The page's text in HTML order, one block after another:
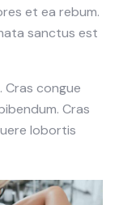
et ea rebum.
sanctus est
Cras congue
Cras
lobortis